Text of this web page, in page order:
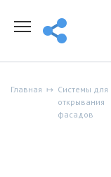
содержанию
Главная
Системы для
открывания
фасадов